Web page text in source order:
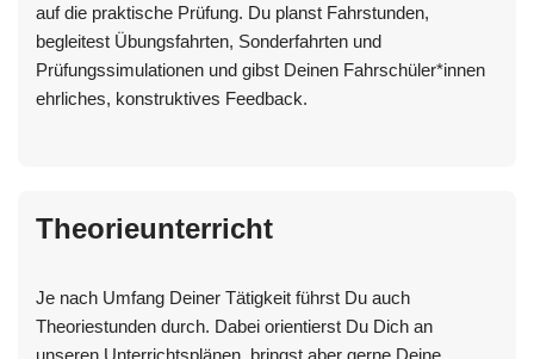
auf die praktische Prüfung. Du planst Fahrstunden,
begleitest Übungsfahrten, Sonderfahrten und
Prüfungssimulationen und gibst Deinen Fahrschüler*innen
ehrliches, konstruktives Feedback.
Theorieunterricht
Je nach Umfang Deiner Tätigkeit führst Du auch
Theoriestunden durch. Dabei orientierst Du Dich an
unseren Unterrichtsplänen, bringst aber gerne Deine